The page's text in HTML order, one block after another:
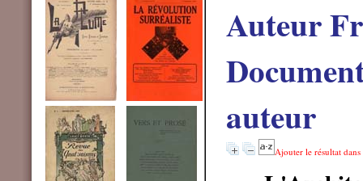
Auteur
auteur
Ajouter le résultat